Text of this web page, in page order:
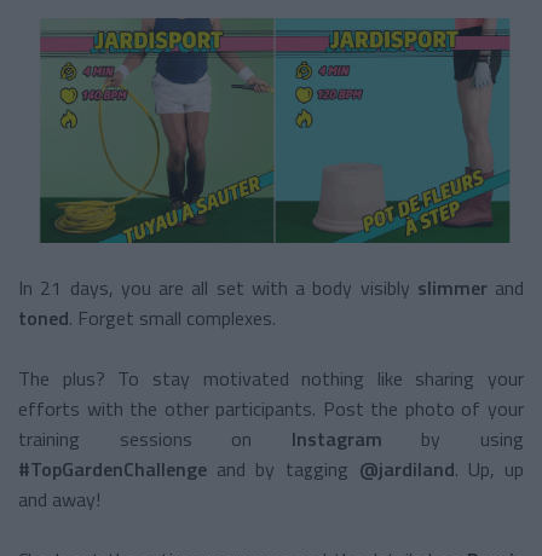
In 21 days, you are all set with a body visibly slimmer and
toned. Forget small complexes.
The plus? To stay motivated nothing like sharing your
efforts with the other participants. Post the photo of your
training sessions on Instagram by using
#TopGardenChallenge and by tagging @jardiland. Up, up
and away!